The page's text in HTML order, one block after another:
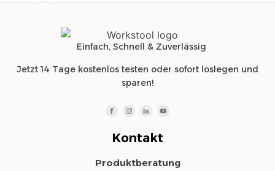
Einfach, Schnell & Zuverlässig
Jetzt 14 Tage kostenlos testen oder sofort loslegen und
sparen!
Kontakt
Produktberatung